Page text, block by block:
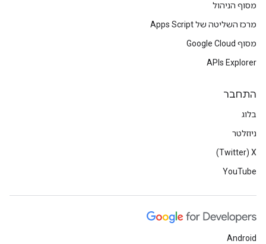
מסוף הניהול
מרכז השליטה של Apps Script
מסוף Google Cloud
APIs Explorer
התחבר
בלוג
ניוזלטר
X‏ (Twitter)
YouTube
Android